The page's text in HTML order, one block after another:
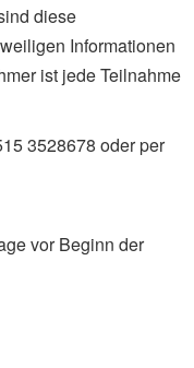
diese
Informationen
ist jede Teilnahme
3528678 oder per
vor Beginn der